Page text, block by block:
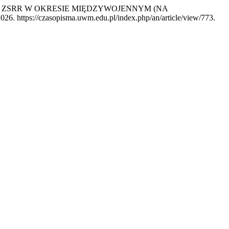
W OKRESIE MIĘDZYWOJENNYM (NA
https://czasopisma.uwm.edu.pl/index.php/an/article/view/773.